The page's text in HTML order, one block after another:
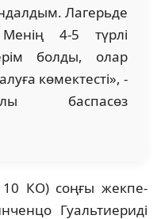
Лагерьде
4-5 түрлі
болды, олар
көмектесті», -
баспасөз
10 КО) соңғы жекпе-
Гуальтиериді